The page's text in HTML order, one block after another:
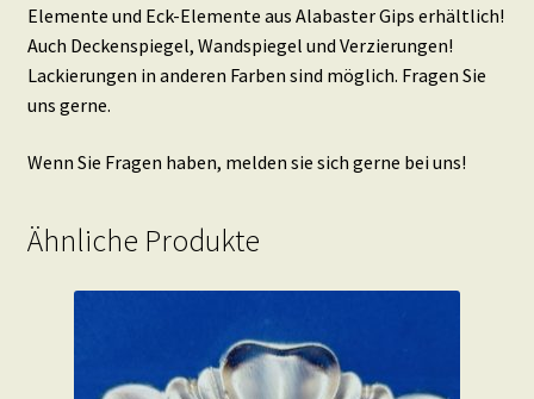
Elemente und Eck-Elemente aus Alabaster Gips erhältlich!
Auch Deckenspiegel, Wandspiegel und Verzierungen!
Lackierungen in anderen Farben sind möglich. Fragen Sie
uns gerne.
Wenn Sie Fragen haben, melden sie sich gerne bei uns!
Ähnliche Produkte